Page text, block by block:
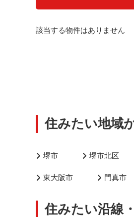
該当する物件はありません
住みたい地域
堺市 堺市北区
東大阪市 門真市
住みたい沿線